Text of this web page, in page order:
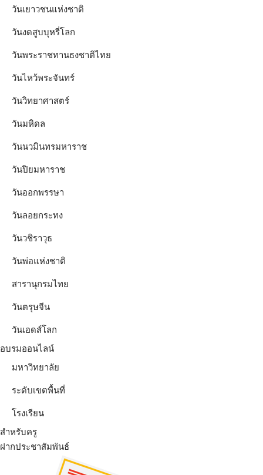
วันเยาวชนแห่งชาติ
วันงดสูบบุหรี่โลก
วันพระราชทานธงชาติไทย
วันไหว้พระจันทร์​
วันวิทยาศาสตร์
วันมหิดล
วันนวมินทรมหาราช
วันปิยมหาราช
วันออกพรรษา
วันลอยกระทง
วันวชิราวุธ
วันพ่อแห่งชาติ
สารานุกรมไทย
วันตรุษจีน
วันเอดส์โลก
อบรมออนไลน์
มหาวิทยาลัย
ระดับเขตพื้นที่
โรงเรียน
สำหรับครู
ฝากประชาสัมพันธ์